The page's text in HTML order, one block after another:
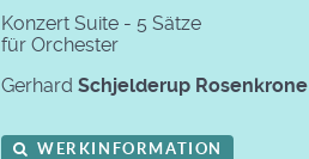
Konzert Suite - 5 Sätze
für Orchester
Gerhard Schjelderup Rosenkrone
WERKINFORMATION